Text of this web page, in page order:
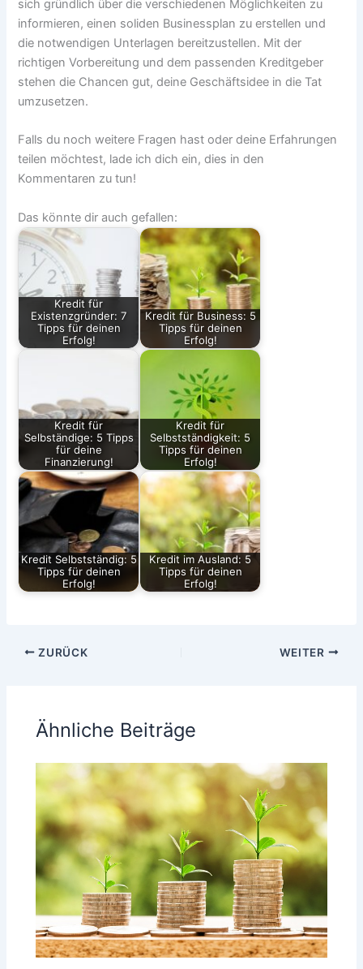
sich gründlich über die verschiedenen Möglichkeiten zu
informieren, einen soliden Businessplan zu erstellen und
die notwendigen Unterlagen bereitzustellen. Mit der
richtigen Vorbereitung und dem passenden Kreditgeber
stehen die Chancen gut, deine Geschäftsidee in die Tat
umzusetzen.
Falls du noch weitere Fragen hast oder deine Erfahrungen
teilen möchtest, lade ich dich ein, dies in den
Kommentaren zu tun!
Das könnte dir auch gefallen:
Kredit für
Existenzgründer: 7
Tipps für deinen
Erfolg!
Kredit für Business: 5
Tipps für deinen
Erfolg!
Kredit für
Selbständige: 5 Tipps
für deine
Finanzierung!
Kredit für
Selbstständigkeit: 5
Tipps für deinen
Erfolg!
Kredit Selbstständig: 5
Tipps für deinen
Erfolg!
Kredit im Ausland: 5
Tipps für deinen
Erfolg!
ZURÜCK WEITER
Ähnliche Beiträge